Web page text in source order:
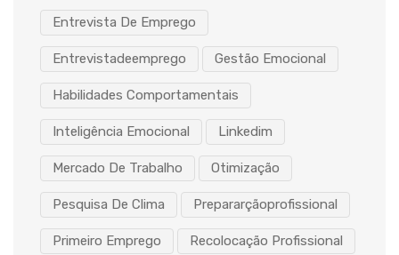
Entrevista De Emprego
Entrevistadeemprego Gestão Emocional
Habilidades Comportamentais
Inteligência Emocional Linkedim
Mercado De Trabalho Otimização
Pesquisa De Clima Prepararçãoprofissional
Primeiro Emprego Recolocação Profissional